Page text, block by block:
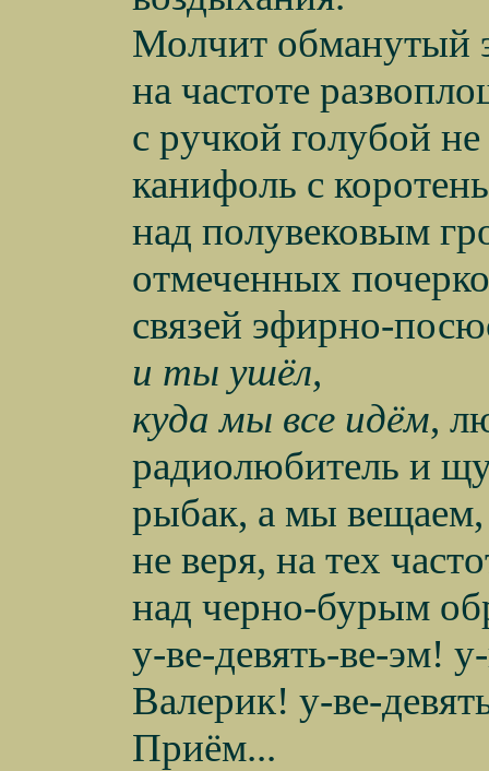
Молчит обманутый
на частоте
с ручкой голубой
канифоль с
над полувековым
отмеченных
связей эфирно-
и ты ушёл,
куда мы все идём,
радиолюбитель и
рыбак, а мы
не веря, на тех
над черно-бурым
у-ве-девять-ве-эм!
Валерик! у-ве-
Приём...